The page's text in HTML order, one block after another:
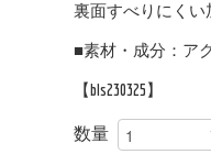
裏面すべりにくい
■素材・成分：ア
【bls230325】
数量